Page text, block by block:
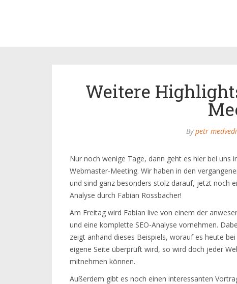
Weitere
Bypetr
Nur noch wenige Tage, dann geht es hier bei uns
Webmaster-Meeting. Wir haben in den
und sind ganz besonders stolz darauf, jetzt noch
Analyse durch Fabian Rossbacher!
Am Freitag wird Fabian live von einem der
und eine komplette SEO-Analyse vornehmen.
zeigt anhand dieses Beispiels, worauf es heute
eigene Seite überprüft wird, so wird doch jeder
mitnehmen können.
Außerdem gibt es noch einen interessanten